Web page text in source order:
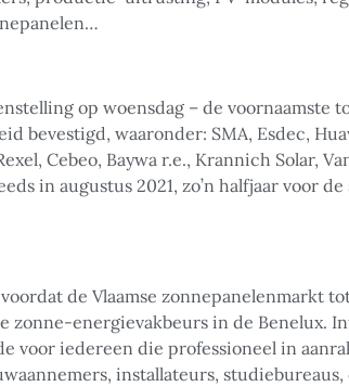
op woensdag – de voornaamste
bevestigd, waaronder: SMA, Esdec,
Cebeo, Baywa r.e., Krannich Solar,
in augustus 2021, zo’n halfjaar voor
de Vlaamse zonnepanelenmarkt
energievakbeurs in de Benelux.
iedereen die professioneel in
installateurs,